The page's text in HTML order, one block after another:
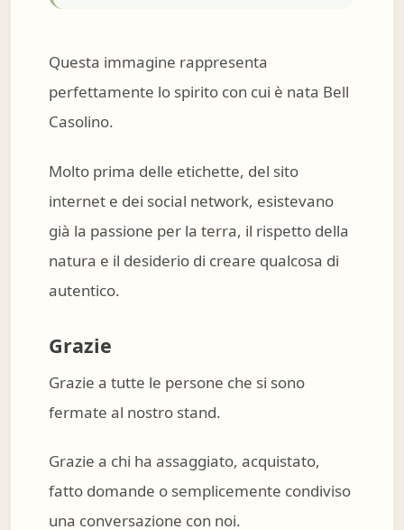
Questa immagine rappresenta
perfettamente lo spirito con cui è nata Bell
Casolino.
Molto prima delle etichette, del sito
internet e dei social network, esistevano
già la passione per la terra, il rispetto della
natura e il desiderio di creare qualcosa di
autentico.
Grazie
Grazie a tutte le persone che si sono
fermate al nostro stand.
Grazie a chi ha assaggiato, acquistato,
fatto domande o semplicemente condiviso
una conversazione con noi.